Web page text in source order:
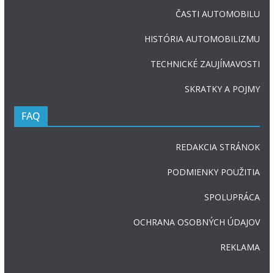
ČASTI AUTOMOBILU
HISTÓRIA AUTOMOBILIZMU
TECHNICKÉ ZAUJÍMAVOSTI
SKRATKY A POJMY
FAQ
REDAKCIA STRÁNOK
PODMIENKY POUŽITIA
SPOLUPRÁCA
OCHRANA OSOBNÝCH ÚDAJOV
REKLAMA